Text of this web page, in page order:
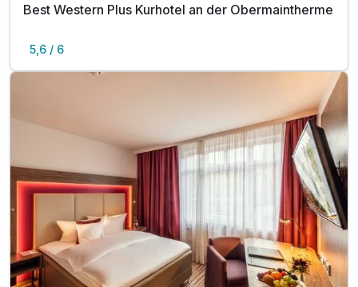
WAR
202
6
Best Western Plus Kurhotel an der Obermaintherme
5,6 / 6